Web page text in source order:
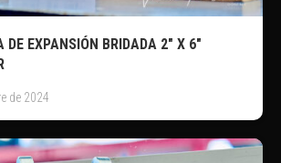
DE EXPANSIÓN BRIDADA 2″ X 6″
de 2024